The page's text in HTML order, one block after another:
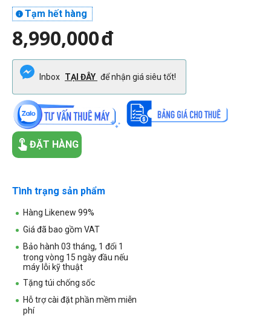
Tạm hết hàng

8,990,000đ
Inbox TẠI ĐÂY để nhận giá siêu tốt!
ĐẶT HÀNG
Tình trạng sản phẩm
Hàng Likenew 99%
Giá đã bao gồm VAT
Bảo hành 03 tháng, 1 đổi 1
trong vòng 15 ngày đầu nếu
máy lỗi kỹ thuật
Tặng túi chống sốc
Hỗ trợ cài đặt phần mềm miễn
phí